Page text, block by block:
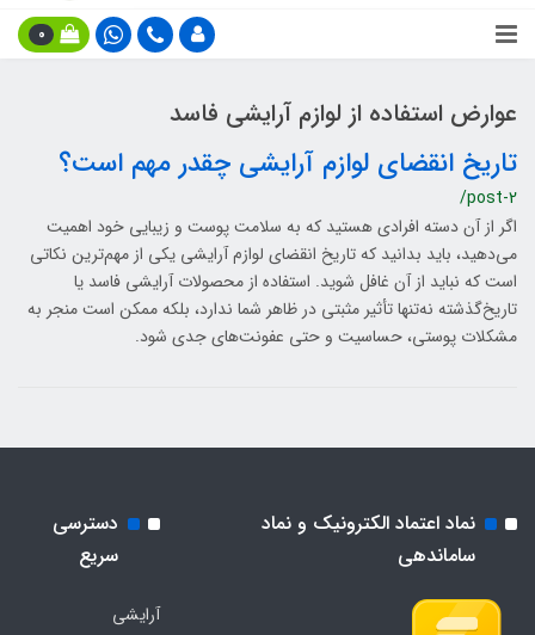
0
عوارض استفاده از لوازم آرایشی فاسد
تاریخ انقضای لوازم آرایشی چقدر مهم است؟
/post-2
اگر از آن دسته افرادی هستید که به سلامت پوست و زیبایی خود اهمیت
می‌دهید، باید بدانید که تاریخ انقضای لوازم آرایشی یکی از مهم‌ترین نکاتی
است که نباید از آن غافل شوید. استفاده از محصولات آرایشی فاسد یا
تاریخ‌گذشته نه‌تنها تأثیر مثبتی در ظاهر شما ندارد، بلکه ممکن است منجر به
مشکلات پوستی، حساسیت و حتی عفونت‌های جدی شود.
نماد اعتماد الکترونیک و نماد
ساماندهی
دسترسی
سریع
آرایشی